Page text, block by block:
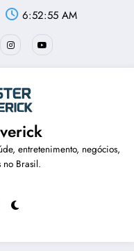
6:52:56 AM
entretenimento, negócios,
no Brasil.